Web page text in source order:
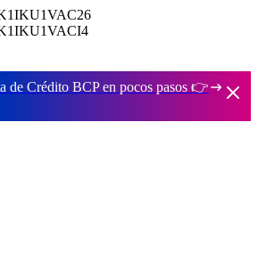
de Crédito BCP en pocos pasos 👉